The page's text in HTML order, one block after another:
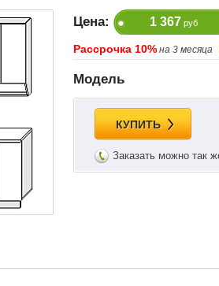
Цена: 1 367 руб
Рассрочка 10% на 3 месяца
Модель
КУПИТЬ
Заказать можно так